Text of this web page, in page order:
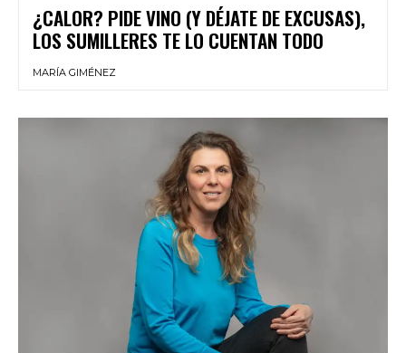
¿CALOR? PIDE VINO (Y DÉJATE DE EXCUSAS),
LOS SUMILLERES TE LO CUENTAN TODO
MARÍA GIMÉNEZ